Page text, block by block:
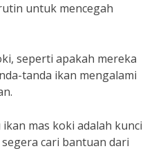
untuk mencegah
seperti apakah mereka
tanda ikan mengalami
mas koki adalah kunci
cari bantuan dari